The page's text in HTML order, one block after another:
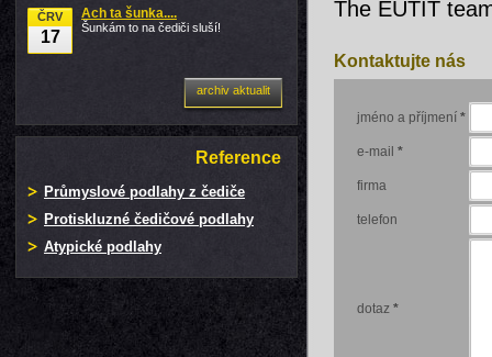
The EUTIT
Kontaktujte nás
jméno a příjmení *
e-mail *
firma
telefon
dotaz *
ČRV
17
Ach ta šunka....
Šunkám to na čediči sluší!
archiv aktualit
Reference
Průmyslové podlahy z čediče
Protiskluzné čedičové podlahy
Atypické podlahy